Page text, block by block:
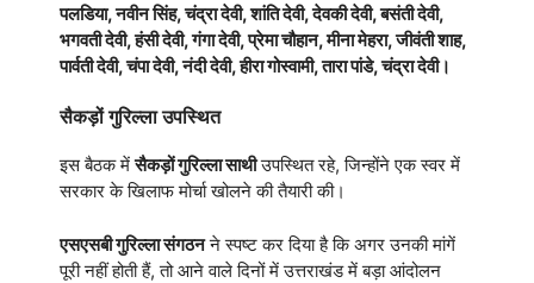
पलडिया, नवीन सिंह, चंद्रा देवी, शांति देवी, देवकी देवी, बसंती देवी,
भगवती देवी, हंसी देवी, गंगा देवी, प्रेमा चौहान, मीना मेहरा, जीवंती शाह,
पार्वती देवी, चंपा देवी, नंदी देवी, हीरा गोस्वामी, तारा पांडे, चंद्रा देवी।
सैकड़ों गुरिल्ला उपस्थित
इस बैठक मेंसैकड़ों गुरिल्ला साथीउपस्थित रहे, जिन्होंने एक स्वर में
सरकार के खिलाफ मोर्चा खोलने की तैयारी की।
एसएसबी गुरिल्ला संगठनने स्पष्ट कर दिया है कि अगर उनकी मांगें
पूरी नहीं होती हैं, तो आने वाले दिनों में उत्तराखंड में बड़ा आंदोलन